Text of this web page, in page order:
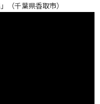
（千葉県香取市）